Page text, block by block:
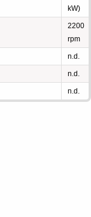
kW)
2200
rpm
n.d.
n.d.
n.d.